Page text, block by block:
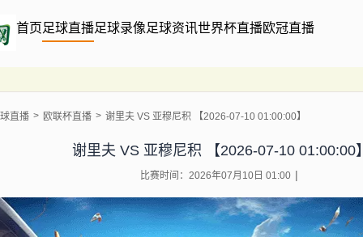
首页足球直播足球录像足球资讯世界杯直播欧冠直播
直播 欧联杯直播 谢里夫 VS 亚穆尼积 【2026-07-10 01:00:00】
谢里夫 VS 亚穆尼积 【2026-07-10 01:00:00】
比赛时间：2026年07月10日 01:00